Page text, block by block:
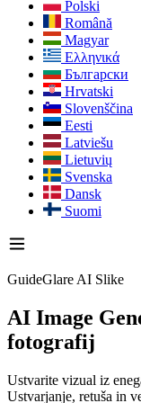
Polski
Română
Magyar
Ελληνικά
Български
Hrvatski
Slovenščina
Eesti
Latviešu
Lietuvių
Svenska
Dansk
Suomi
GuideGlare AI Slike
AI Image
fotografij
Ustvarite vizual iz
Ustvarjanje, retuša in